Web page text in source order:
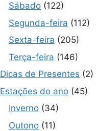
Sábado (122)
Segunda-feira (112)
Sexta-feira (205)
Terça-feira (146)
Dicas de Presentes (2)
Estações do ano (45)
Inverno (34)
Outono (11)